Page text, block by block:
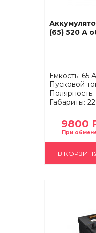
(65) 520 А
Емкость: 65
Пусковой
Габариты:
9800
В